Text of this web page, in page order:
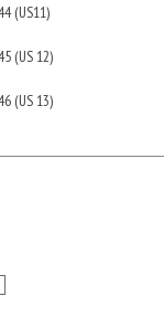
(US11)
(US 12)
(US 13)